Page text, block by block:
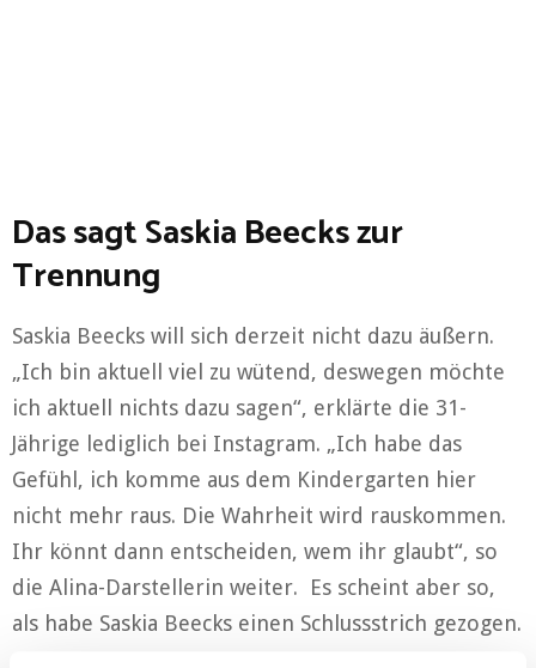
Das sagt Saskia Beecks zur
Trennung
Saskia Beecks will sich derzeit nicht dazu äußern.
„Ich bin aktuell viel zu wütend, deswegen möchte
ich aktuell nichts dazu sagen“, erklärte die 31-
Jährige lediglich bei Instagram. „Ich habe das
Gefühl, ich komme aus dem Kindergarten hier
nicht mehr raus. Die Wahrheit wird rauskommen.
Ihr könnt dann entscheiden, wem ihr glaubt“, so
die Alina-Darstellerin weiter. Es scheint aber so,
als habe Saskia Beecks einen Schlussstrich gezogen.